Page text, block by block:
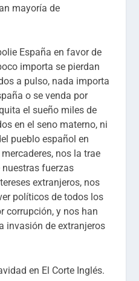
mayoría de
España en favor de
importa se pierdan
a pulso, nada importa
o se venda por
el sueño miles de
en el seno materno, ni
pueblo español en
nos la trae
fuerzas
extranjeros, nos
políticos de todos los
corrupción, y nos han
invasión de extranjeros
en El Corte Inglés.